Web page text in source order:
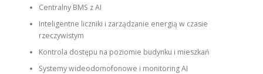
Centralny BMS z AI
Inteligentne liczniki i zarządzanie energią w czasie
rzeczywistym
Kontrola dostępu na poziomie budynku i mieszkań
Systemy wideodomofonowe i monitoring AI